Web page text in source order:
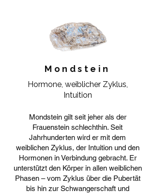
Mondstein
Hormone, weiblicher Zyklus,
Intuition
Mondstein gilt seit jeher als der
Frauenstein schlechthin. Seit
Jahrhunderten wird er mit dem
weiblichen Zyklus, der Intuition und den
Hormonen in Verbindung gebracht. Er
unterstützt den Körper in allen weiblichen
Phasen – vom Zyklus über die Pubertät
bis hin zur Schwangerschaft und